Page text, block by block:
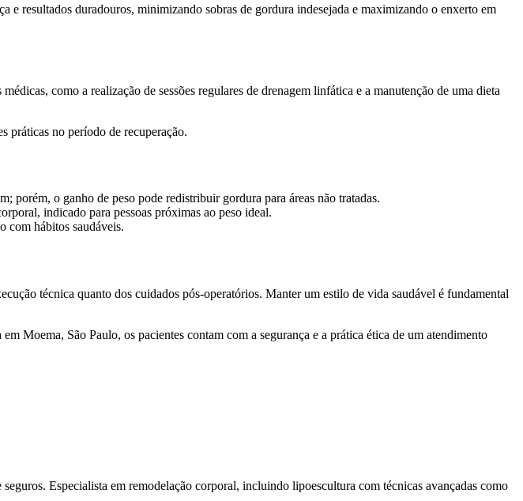
e resultados duradouros, minimizando sobras de gordura indesejada e maximizando o enxerto em
como a realização de sessões regulares de drenagem linfática e a manutenção de uma dieta
práticas no período de recuperação.
porém, o ganho de peso pode redistribuir gordura para áreas não tratadas.
indicado para pessoas próximas ao peso ideal.
com hábitos saudáveis.
técnica quanto dos cuidados pós-operatórios. Manter um estilo de vida saudável é fundamental
Moema, São Paulo, os pacientes contam com a segurança e a prática ética de um atendimento
Especialista em remodelação corporal, incluindo lipoescultura com técnicas avançadas como